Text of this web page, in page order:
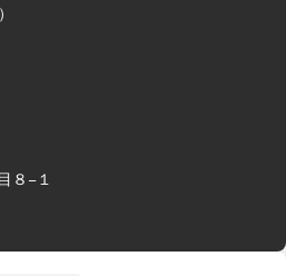
８−１